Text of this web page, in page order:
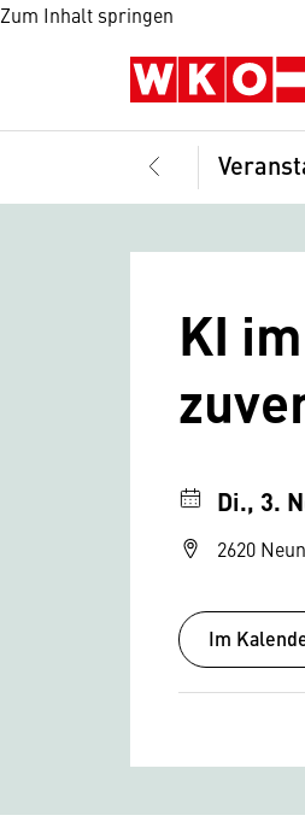
Zum Inhalt springen
KI
Di., 3.
2620
Im